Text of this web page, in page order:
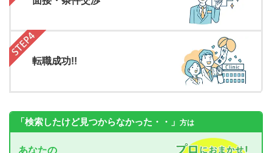
転職成功!!
「検索したけど見つからなかった・・」 方は
あなたの